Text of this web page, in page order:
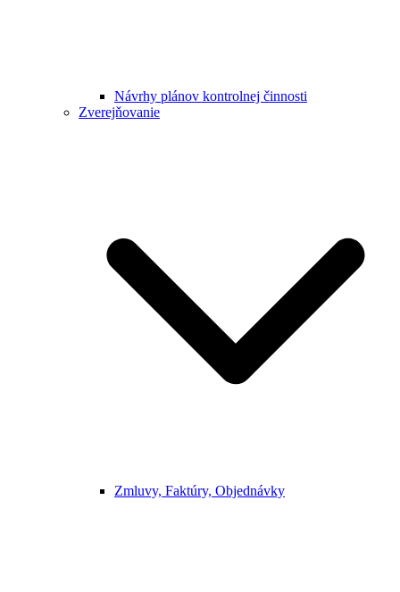
Návrhy plánov kontrolnej činnosti
Zverejňovanie
Zmluvy, Faktúry, Objednávky